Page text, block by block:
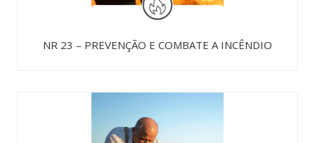
NR 23 – PREVENÇÃO E COMBATE A INCÊNDIO